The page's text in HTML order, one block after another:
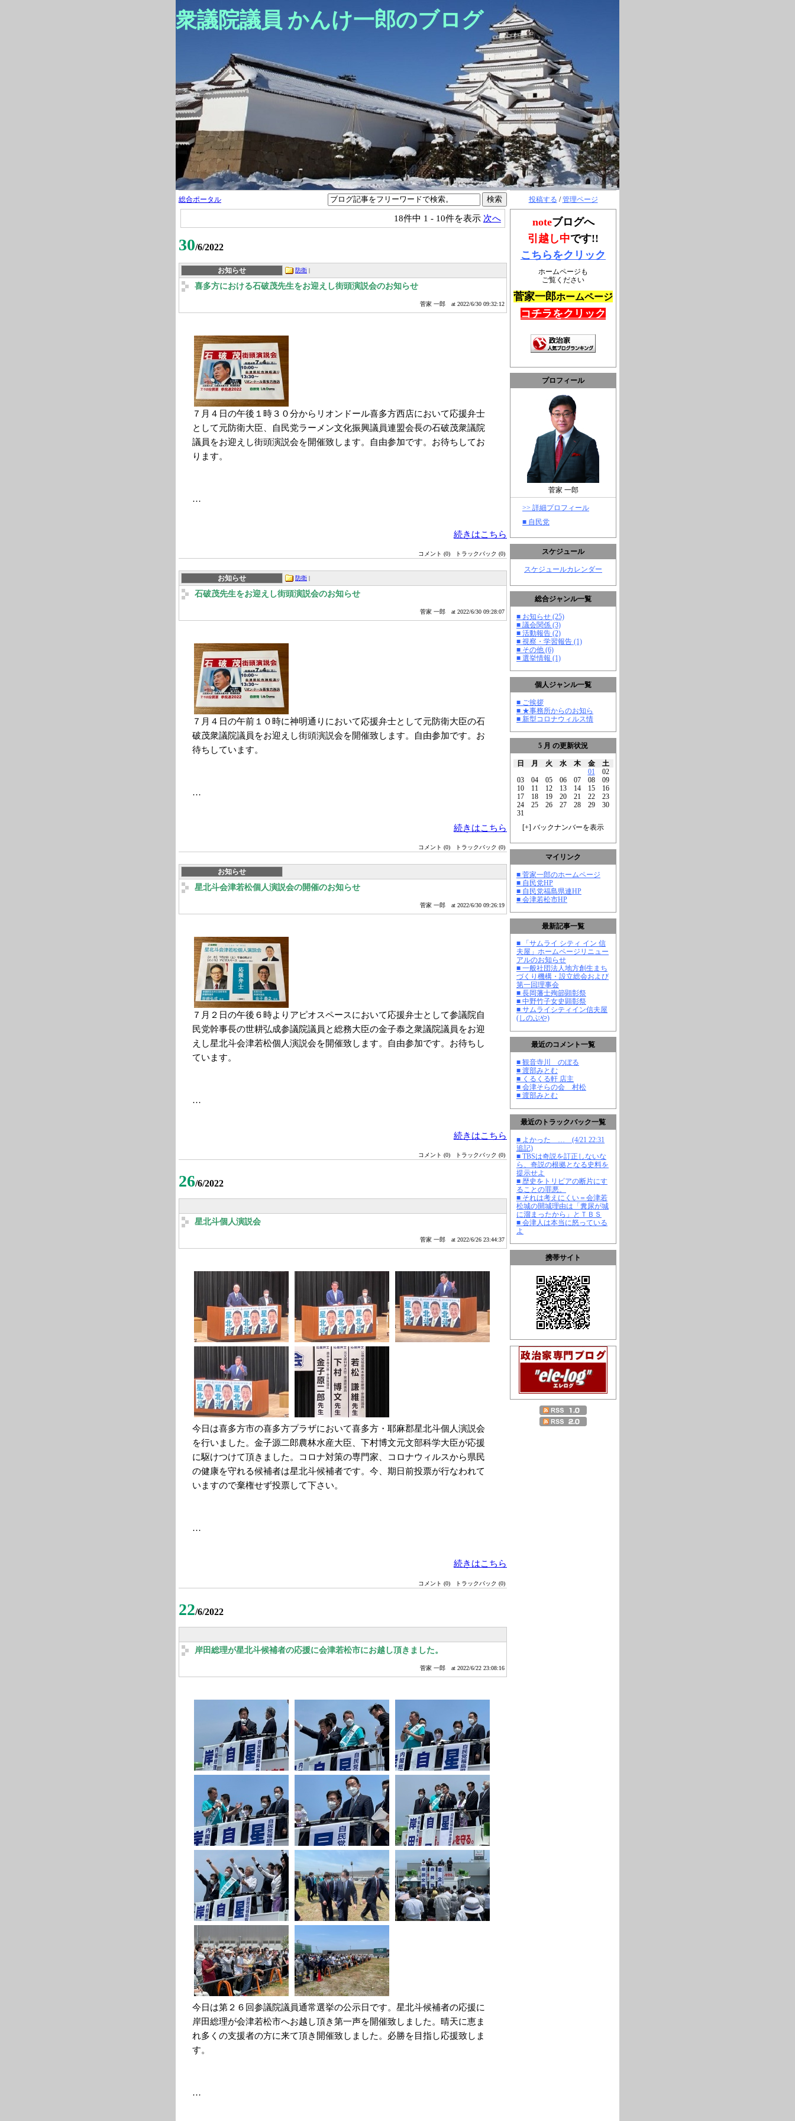
衆議院議員 かんけ一郎のブログ
投稿する /管理ページ
noteブログへ
引越し中です!!
こちらをクリック
ホームページも
ご覧ください
菅家一郎ホームページ
コチラをクリック
プロフィール
菅家 一郎
>> 詳細プロフィール
■ 自民党
スケジュール
スケジュールカレンダー
総合ジャンル一覧
■ お知らせ (25)
■ 議会関係 (3)
■ 活動報告 (2)
■ 視察・学習報告 (1)
■ その他 (6)
■ 選挙情報 (1)
個人ジャンル一覧
■ ご挨拶
■ ★事務所からのお知ら
■ 新型コロナウィルス情
5 月 の更新状況
日 月 火 水 木 金
土
01
02
03
04 05 06 07 08
09
10
11 12 13 14 15
16
17
18 19 20 21 22
23
24
25 26 27 28 29
30
31
[+] バックナンバーを表示
マイリンク
■ 菅家一郎のホームページ
■ 自民党HP
■ 自民党福島県連HP
■ 会津若松市HP
最新記事一覧
■ 「サムライ シティ イン 信
夫屋」ホームページリニュー
アルのお知らせ
■ 一般社団法人地方創生まち
づくり機構・設立総会および
第一回理事会
■ 長岡藩士殉節顕彰祭
■ 中野竹子女史顕彰祭
■ サムライシティイン信夫屋
(しのぶや)
最近のコメント一覧
■ 観音寺川 のぼる
■ 渡部みとむ
■ くるくる軒 店主
■ 会津そらの会 村松
■ 渡部みとむ
最近のトラックバック一覧
■ よかった … (4/21 22:31
追記)
■ TBSは奇説を訂正しないな
ら、奇説の根拠となる史料を
提示せよ
■ 歴史をトリビアの断片にす
ることの罪悪。
■ それは考えにくい＝会津若
松城の開城理由は「糞尿が城
に溜まったから」とＴＢＳ
■ 会津人は本当に怒っている
よ
携帯サイト
総合ポータル
18件中 1 - 10件を表示 次へ
30/6/2022
お知らせ 防衛 |
喜多方における石破茂先生をお迎えし街頭演説会のお知らせ
菅家 一郎 at 2022/6/30 09:32:12
７月４日の午後１時３０分からリオンドール喜多方西店において応援弁士
として元防衛大臣、自民党ラーメン文化振興議員連盟会長の石破茂衆議院
議員をお迎えし街頭演説会を開催致します。自由参加です。お待ちしてお
ります。
…
続きはこちら
コメント (0) トラックバック (0)
お知らせ 防衛 |
石破茂先生をお迎えし街頭演説会のお知らせ
菅家 一郎 at 2022/6/30 09:28:07
７月４日の午前１０時に神明通りにおいて応援弁士として元防衛大臣の石
破茂衆議院議員をお迎えし街頭演説会を開催致します。自由参加です。お
待ちしています。
…
続きはこちら
コメント (0) トラックバック (0)
お知らせ
星北斗会津若松個人演説会の開催のお知らせ
菅家 一郎 at 2022/6/30 09:26:19
７月２日の午後６時よりアピオスペースにおいて応援弁士として参議院自
民党幹事長の世耕弘成参議院議員と総務大臣の金子㤗之衆議院議員をお迎
えし星北斗会津若松個人演説会を開催致します。自由参加です。お待ちし
ています。
…
続きはこちら
コメント (0) トラックバック (0)
26/6/2022
星北斗個人演説会
菅家 一郎 at 2022/6/26 23:44:37
今日は喜多方市の喜多方プラザにおいて喜多方・耶麻郡星北斗個人演説会
を行いました。金子源二郎農林水産大臣、下村博文元文部科学大臣が応援
に駆けつけて頂きました。コロナ対策の専門家、コロナウィルスから県民
の健康を守れる候補者は星北斗候補者です。今、期日前投票が行なわれて
いますので棄権せず投票して下さい。
…
続きはこちら
コメント (0) トラックバック (0)
22/6/2022
岸田総理が星北斗候補者の応援に会津若松市にお越し頂きました。
菅家 一郎 at 2022/6/22 23:08:16
今日は第２６回参議院議員通常選挙の公示日です。星北斗候補者の応援に
岸田総理が会津若松市へお越し頂き第一声を開催致しました。晴天に恵ま
れ多くの支援者の方に来て頂き開催致しました。必勝を目指し応援致しま
す。
…